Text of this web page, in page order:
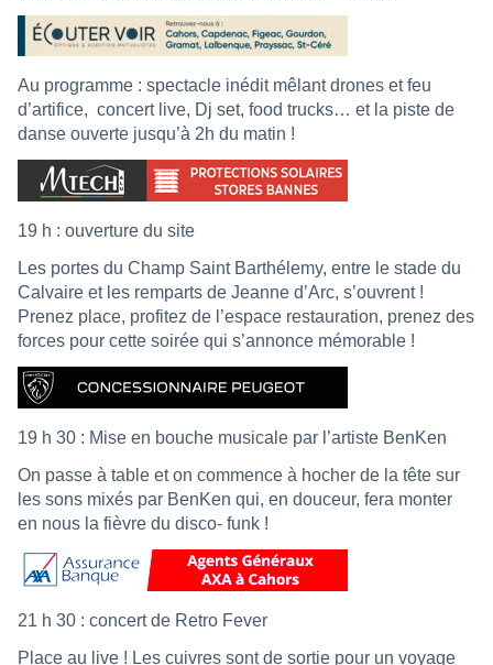
Au programme : spectacle inédit mêlant drones et feu
d’artifice, concert live, Dj set, food trucks… et la piste de
danse ouverte jusqu’à 2h du matin !
19 h : ouverture du site
Les portes du Champ Saint Barthélemy, entre le stade du
Calvaire et les remparts de Jeanne d’Arc, s’ouvrent !
Prenez place, profitez de l’espace restauration, prenez des
forces pour cette soirée qui s’annonce mémorable !
19 h 30 : Mise en bouche musicale par l’artiste BenKen
On passe à table et on commence à hocher de la tête sur
les sons mixés par BenKen qui, en douceur, fera monter
en nous la fièvre du disco- funk !
21 h 30 : concert de Retro Fever
Place au live ! Les cuivres sont de sortie pour un voyage